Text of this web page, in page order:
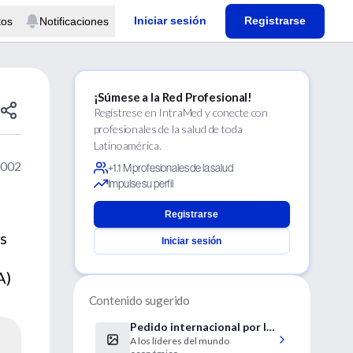
Notificaciones Iniciar sesión Registrarse
¡Súmese a la Red Profesional!
Regístrese en IntraMed y conecte con
profesionales de la salud de toda
Latinoamérica.
+1.1 M profesionales de la salud
Impulse su perfil
Registrarse
Iniciar sesión
Contenido sugerido
Pedido internacional por la
ciencia argentina
A los líderes del mundo